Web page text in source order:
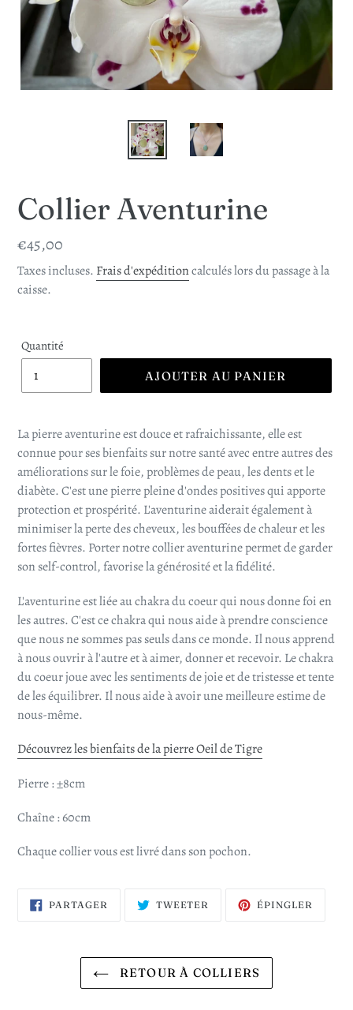
Collier Aventurine
Prix
normal
€45,00
Taxes incluses. Frais d'expéditioncalculés lors du passage à la
caisse.
Quantité
AJOUTER AU PANIER
La pierre aventurine estdouce et rafraichissante, elle est
connue pour ses bienfaits sur notre santé avec entre autres des
améliorations sur le foie, problèmes de peau, les dents et le
diabète.C'est une pierre pleine d'ondes positives qui apporte
protection et prospérité. L'aventurine aiderait également à
minimiser la perte des cheveux, les bouffées de chaleur et les
fortes fièvres. Porter notre collier aventurine permet de garder
son self-control, favorise la générosité et la fidélité.
L'aventurine est liée au chakra du coeur qui nous donnefoi en
les autres. C'est ce chakra qui nous aide à prendre conscience
que nous ne sommes pas seuls dans ce monde. Il nous apprend
à nous ouvrir à l'autre et à aimer, donner et recevoir. Le chakra
du coeur joue avec les sentiments de joie et de tristesse et tente
de les équilibrer. Il nous aide à avoir une meilleure estime de
nous-même.
Découvrez les bienfaits de la pierre Oeil de Tigre
Pierre : ±8cm
Chaîne : 60cm
Chaque collier vous est livré dans son pochon.
PARTAGER PARTAGER
SUR
TWEETER TWEETERÉPINGLER
RETOUR À COLLIERS